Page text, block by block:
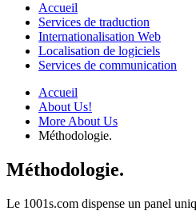
Accueil
Services de traduction
Internationalisation Web
Localisation de logiciels
Services de communication
Accueil
About Us!
More About Us
Méthodologie.
Méthodologie.
Le 1001s.com dispense un panel